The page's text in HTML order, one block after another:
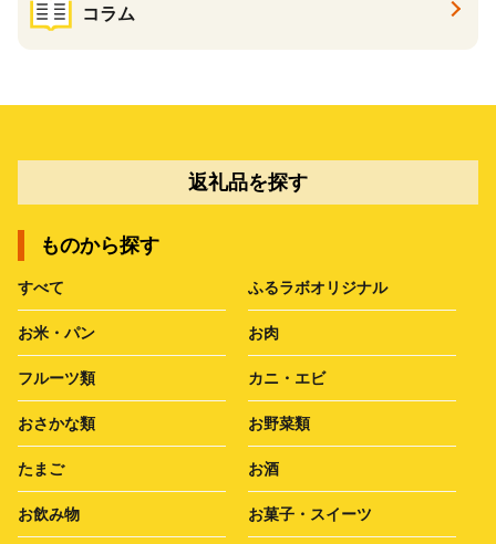
コラム
返礼品を探す
ものから探す
すべて ふるラボオリジナル
お米・パン お肉
フルーツ類 カニ・エビ
おさかな類 お野菜類
たまご お酒
お飲み物 お菓子・スイーツ